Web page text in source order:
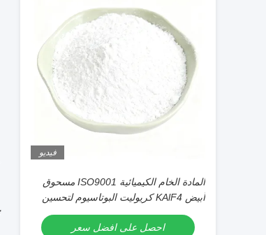
فيديو
المادة الخام الكيميائية ISO9001 مسحوق
أبيض KAlF4 كريوليت البوتاسيوم لتحسين
طلاءات المعادن
احصل على افضل سعر